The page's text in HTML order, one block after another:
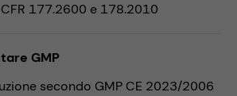
177.2600 e 178.2010
GMP
secondo GMP CE 2023/2006